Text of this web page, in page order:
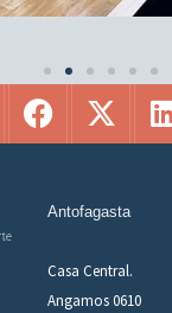
Antofagasta
Casa Central.
Angamos 0610